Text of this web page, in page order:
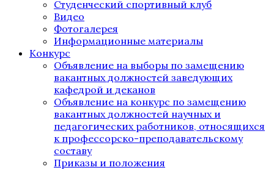
Студенческий спортивный клуб
Видео
Фотогалерея
Информационные материалы
Конкурс
Объявление на выборы по замещению
вакантных должностей заведующих
кафедрой и деканов
Объявление на конкурс по замещению
вакантных должностей научных и
педагогических работников, относящихся
к профессорско-преподавательскому
составу
Приказы и положения